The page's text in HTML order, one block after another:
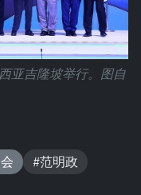
亚吉隆坡举行。图自
#范明政